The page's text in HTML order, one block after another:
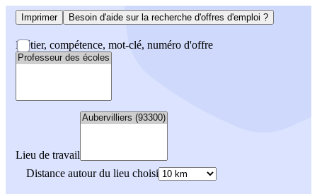
Imprimer Besoin d'aide sur la recherche d'offres d'emploi ?
Métier, compétence, mot-clé, numéro d'offre
Lieu de travail
Distance autour du lieu choisi